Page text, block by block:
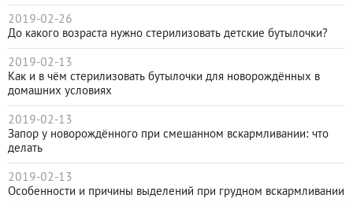
2019-02-26
До какого возраста нужно стерилизовать детские бутылочки?
2019-02-13
Как и в чём стерилизовать бутылочки для новорождённых в
домашних условиях
2019-02-13
Запор у новорождённого при смешанном вскармливании: что
делать
2019-02-13
Особенности и причины выделений при грудном вскармливании